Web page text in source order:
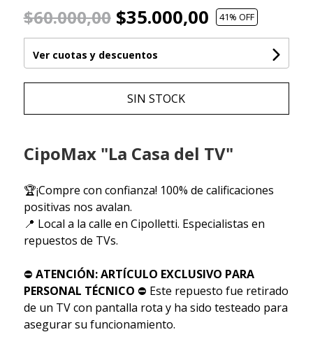
$60.000,00$35.000,00 41% OFF
Ver cuotas y descuentos
SIN STOCK
CipoMax "La Casa del TV"
🏆¡Compre con confianza! 100% de calificaciones
positivas nos avalan.
📍 Local a la calle en Cipolletti. Especialistas en
repuestos de TVs.
⛔ ATENCIÓN: ARTÍCULO EXCLUSIVO PARA
PERSONAL TÉCNICO ⛔ Este repuesto fue retirado
de un TV con pantalla rota y ha sido testeado para
asegurar su funcionamiento.